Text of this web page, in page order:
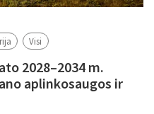
Visi
2028–2034 m.
aplinkosaugos ir